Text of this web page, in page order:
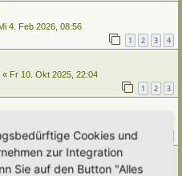
4. Feb 2026, 08:56
1 2 3 4
« Fr 10. Okt 2025, 22:04
1 2 3
2025, 16:35
Cookies und
zur Integration
Sie auf den Button "Alles